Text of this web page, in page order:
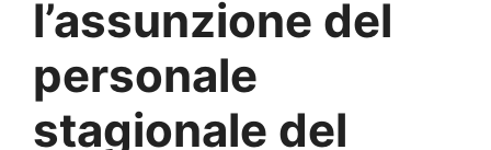
l’assunzione del
personale
stagionale del